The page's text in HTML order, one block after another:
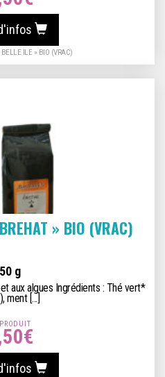
BELLE ILE » BIO (VRAC)
» BIO (VRAC)
50 g
aux algues Ingrédients : Thé vert*
ment [...]
€